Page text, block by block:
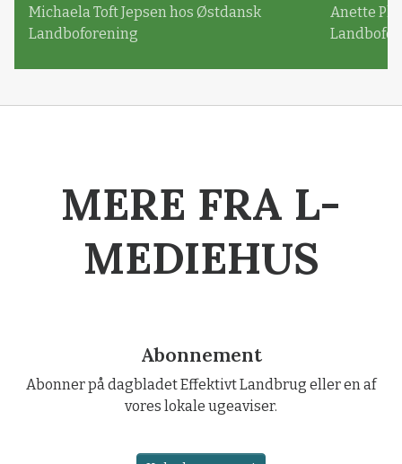
Michaela Toft Jepsen hos Østdansk
Landboforening
Anette
MERE FRA L-
MEDIEHUS
Abonnement
Abonner på dagbladet Effektivt Landbrug eller en af
vores lokale ugeaviser.